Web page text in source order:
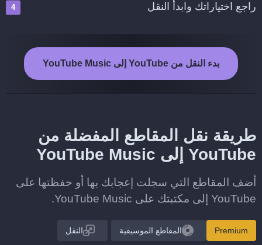
راجع اختياراتك وابدأ النقل
بدء النقل من YouTube إلى YouTube Music
طريقة نقل المقاطع المفضلة من
YouTube إلى YouTube Music
أضف المقاطع التي سجلت إعجابك بها أو حفظتها على
YouTube إلى مكتبتك على YouTube Music.
Premium المقاطع الموسيقية النقل